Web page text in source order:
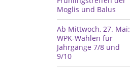
Moglis und Balus
Ab Mittwoch, 27. Mai:
WPK-Wahlen für
Jahrgänge 7/8 und
9/10